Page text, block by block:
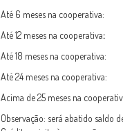
Até 6 meses na cooperativa:
Até 12 meses na cooperativa:0,7
Até 18 meses na cooperativa:
Até 24 meses na cooperativa:
Acima de 25 meses na
Observação: será abatido saldo